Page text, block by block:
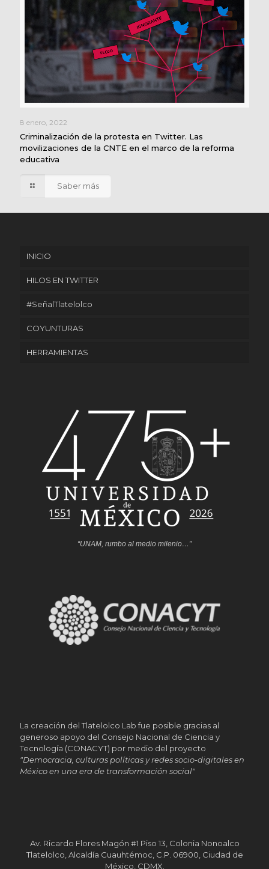
8 enero, 2022
Criminalización de la protesta en Twitter. Las
movilizaciones de la CNTE en el marco de la reforma
educativa
Saber más
INICIO
HILOS EN TWITTER
#SeñalTlatelolco
COYUNTURAS
HERRAMIENTAS
“UNAM, rumbo al medio milenio…”
La creación del Tlatelolco Lab fue posible gracias al
generoso apoyo del Consejo Nacional de Ciencia y
Tecnología (CONACYT) por medio del proyecto
"Democracia, culturas políticas y redes socio-digitales en
México en una era de transformación social"
Av. Ricardo Flores Magón #1 Piso 13, Colonia Nonoalco
Tlatelolco, Alcaldía Cuauhtémoc, C.P. 06900, Ciudad de
México, CDMX.